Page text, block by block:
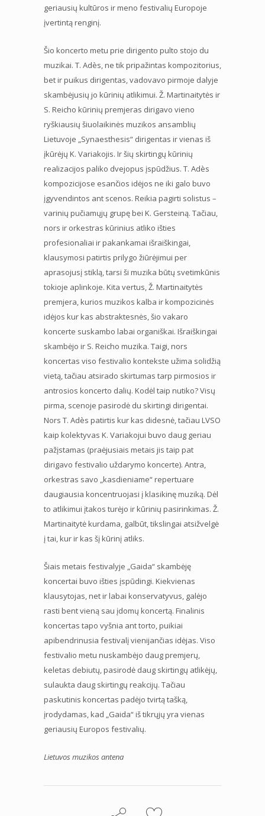
geriausių kultūros ir meno festivalių Europoje
įvertintą renginį.
Šio koncerto metu prie dirigento pulto stojo du
muzikai. T. Adès, ne tik pripažintas kompozitorius,
bet ir puikus dirigentas, vadovavo pirmoje dalyje
skambėjusių jo kūrinių atlikimui. Ž. Martinaitytės ir
S. Reicho kūrinių premjeras dirigavo vieno
ryškiausių šiuolaikinės muzikos ansamblių
Lietuvoje „Synaesthesis“ dirigentas ir vienas iš
įkūrėjų K. Variakojis. Ir šių skirtingų kūrinių
realizacijos paliko dvejopus įspūdžius. T. Adès
kompozicijose esančios idėjos ne iki galo buvo
įgyvendintos ant scenos. Reikia pagirti solistus –
varinių pučiamųjų grupę bei K. Gersteiną. Tačiau,
nors ir orkestras kūrinius atliko išties
profesionaliai ir pakankamai išraiškingai,
klausymosi patirtis prilygo žiūrėjimui per
aprasojusį stiklą, tarsi ši muzika būtų svetimkūnis
tokioje aplinkoje. Kita vertus, Ž. Martinaitytės
premjera, kurios muzikos kalba ir kompozicinės
idėjos kur kas abstraktesnės, šio vakaro
koncerte suskambo labai organiškai. Išraiškingai
skambėjo ir S. Reicho muzika. Taigi, nors
koncertas viso festivalio kontekste užima solidžią
vietą, tačiau atsirado skirtumas tarp pirmosios ir
antrosios koncerto dalių. Kodėl taip nutiko? Visų
pirma, scenoje pasirodė du skirtingi dirigentai.
Nors T. Adès patirtis kur kas didesnė, tačiau LVSO
kaip kolektyvas K. Variakojui buvo daug geriau
pažįstamas (praėjusiais metais jis taip pat
dirigavo festivalio uždarymo koncerte). Antra,
orkestras savo „kasdieniame“ repertuare
daugiausia koncentruojasi į klasikinę muziką. Dėl
to atlikimui įtakos turėjo ir kūrinių pasirinkimas. Ž.
Martinaitytė kurdama, galbūt, tikslingai atsižvelgė
į tai, kur ir kas šį kūrinį atliks.
Šiais metais festivalyje „Gaida“ skambėję
koncertai buvo išties įspūdingi. Kiekvienas
klausytojas, net ir labai konservatyvus, galėjo
rasti bent vieną sau įdomų koncertą. Finalinis
koncertas tapo vyšnia ant torto, puikiai
apibendrinusia festivalį vienijančias idėjas. Viso
festivalio metu nuskambėjo daug premjerų,
keletas debiutų, pasirodė daug skirtingų atlikėjų,
sulaukta daug skirtingų reakcijų. Tačiau
paskutinis koncertas padėjo tvirtą tašką,
įrodydamas, kad „Gaida“ iš tikrųjų yra vienas
geriausių Europos festivalių.
Lietuvos muzikos antena